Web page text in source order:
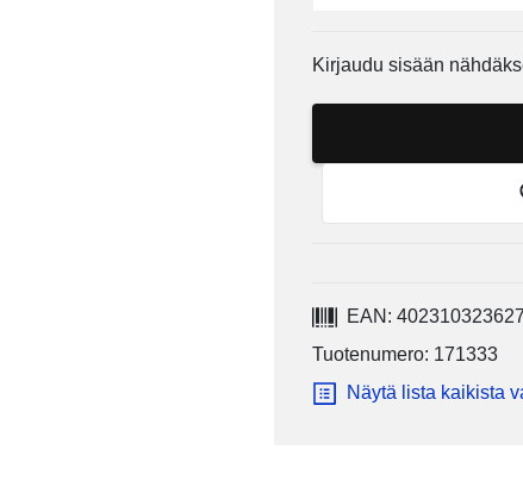
Kirjaudu sisään
EAN:
Tuotenumero: 171333
Näytä lista kaikista